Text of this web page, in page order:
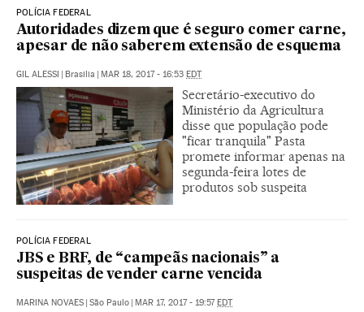
POLÍCIA FEDERAL
Autoridades dizem que é seguro comer carne,
apesar de não saberem extensão de esquema
GIL ALESSI | Brasilia | MAR 18, 2017 - 16:53 EDT
Secretário-executivo do
Ministério da Agricultura
disse que população pode
"ficar tranquila" Pasta
promete informar apenas na
segunda-feira lotes de
produtos sob suspeita
POLÍCIA FEDERAL
JBS e BRF, de “campeãs nacionais” a
suspeitas de vender carne vencida
MARINA NOVAES | São Paulo | MAR 17, 2017 - 19:57EDT